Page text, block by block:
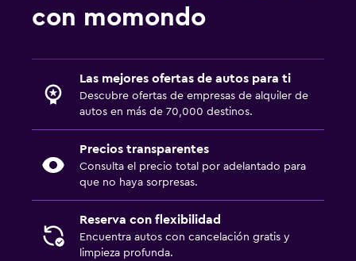
con momondo
Las mejores ofertas de autos para ti
Descubre ofertas de empresas de alquiler de
autos en más de 70,000 destinos.
Precios transparentes
Consulta el precio total por adelantado para
que no haya sorpresas.
Reserva con flexibilidad
Encuentra autos con cancelación gratis y
limpieza profunda.